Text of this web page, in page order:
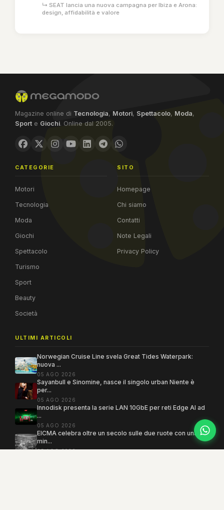
↳ SEAT lancia una nuova campagna per Ibiza e Arona:
design, affidabilità e valore
Magazine online di Tecnologia, Motori, Spettacolo, Moda,
Sport e Giochi. Online dal 2005.
CATEGORIE
Motori
Tecnologia
Moda
Giochi
Spettacolo
Turismo
Sport
Beauty
Società
SITO
Homepage
Chi siamo
Contatti
Note Legali
Privacy Policy
ULTIMI ARTICOLI
Norwegian Cruise Line svela Great Tides Waterpark:
nuova ...
05 AGO 2026
Sayanbull e Sinomine, nasce il singolo urban Niente è
per...
05 AGO 2026
Innodisk presenta la serie LAN 10GbE per reti Edge AI ad
...
05 AGO 2026
EICMA celebra oltre un secolo sulle due ruote con una
min...
05 AGO 2026